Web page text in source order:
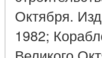
Октября.
1982;